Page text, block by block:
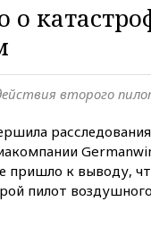
второго
расследования
пришло к выводу,
пилот воздушного